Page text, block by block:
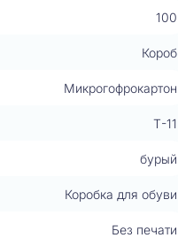
100
Короб
Микрогофрокартон
Т-11
бурый
Коробка для обуви
Без печати